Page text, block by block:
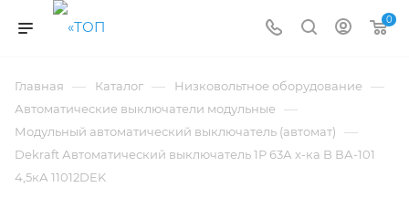
0
Главная — Каталог — Низковольтное оборудование —
Автоматические выключатели модульные —
Модульный автоматический выключатель (автомат) —
Dekraft Автоматический выключатель 1Р 63А х-ка B ВА-101
4,5кА 11012DEK